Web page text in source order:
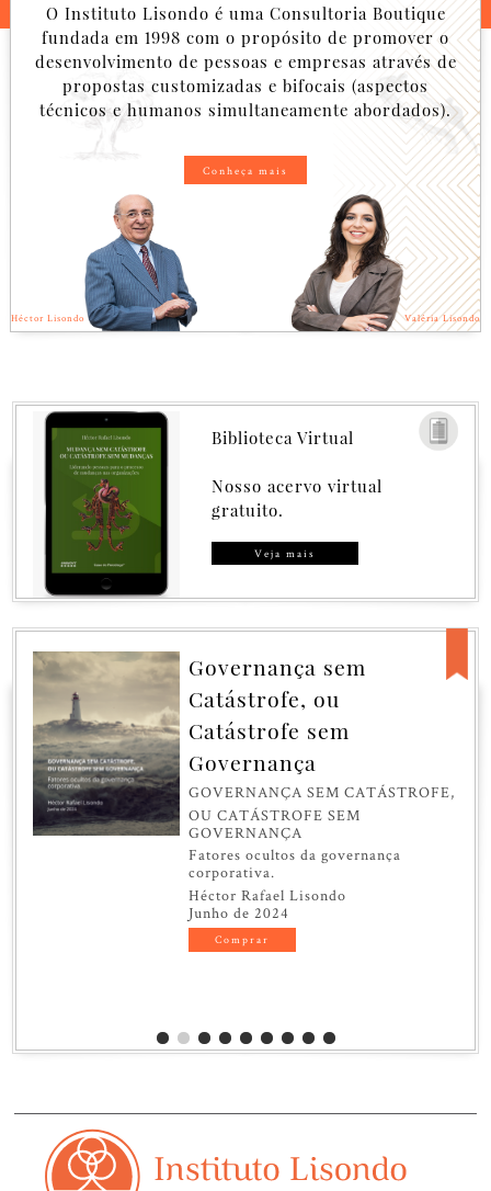
Héctor Lisondo
O Instituto Lisondo é uma Consultoria Boutique
fundada em 1998 com o propósito de promover o
desenvolvimento de pessoas e empresas através de
propostas customizadas e bifocais (aspectos
técnicos e humanos simultaneamente abordados).
Conheça mais
Valéria Lisondo
Biblioteca Virtual
Nosso acervo virtual
gratuito.
Veja mais
Governança sem
Catástrofe, ou
Catástrofe sem
Governança
GOVERNANÇA SEM CATÁSTROFE,
OU CATÁSTROFE SEM
GOVERNANÇA
Fatores ocultos da governança
corporativa.
Héctor Rafael Lisondo
Junho de 2024
Comprar